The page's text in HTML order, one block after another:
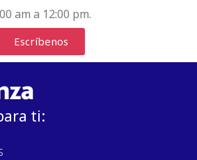
am a 12:00 pm.
Escríbenos
ti: